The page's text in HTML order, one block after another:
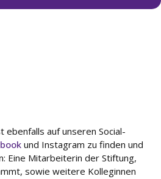
L
e
i
s
ebenfalls auf unseren Social-
und Instagram zu finden und
Eine Mitarbeiterin der Stiftung,
sowie weitere Kolleginnen